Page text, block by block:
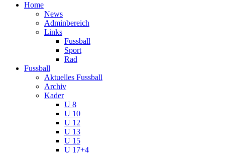
Home
News
Adminbereich
Links
Fussball
Sport
Rad
Fussball
Aktuelles Fussball
Archiv
Kader
U 8
U 10
U 12
U 13
U 15
U 17+4